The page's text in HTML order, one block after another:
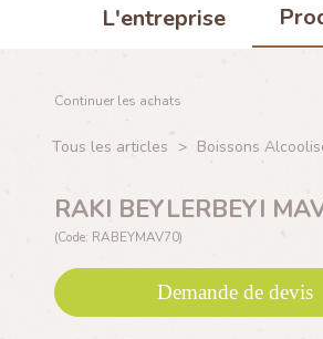
L'entreprise
Continuer les achats
Tous les articles > Boissons
RAKI BEYLERBEYI
(Code: RABEYMAV70)
Demande de devis